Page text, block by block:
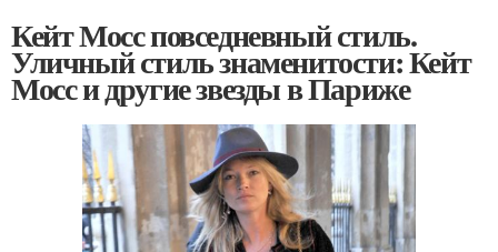
Кейт Мосс повседневный стиль.
Уличный стиль знаменитости: Кейт
Мосс и другие звезды в Париже